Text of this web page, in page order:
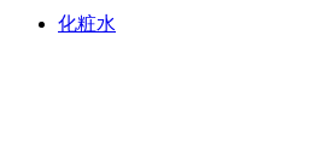
化粧水